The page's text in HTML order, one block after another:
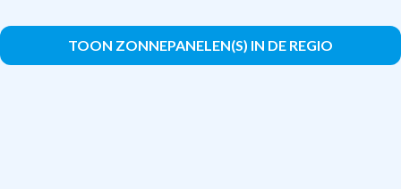
TOON ZONNEPANELEN(S) IN DE REGIO